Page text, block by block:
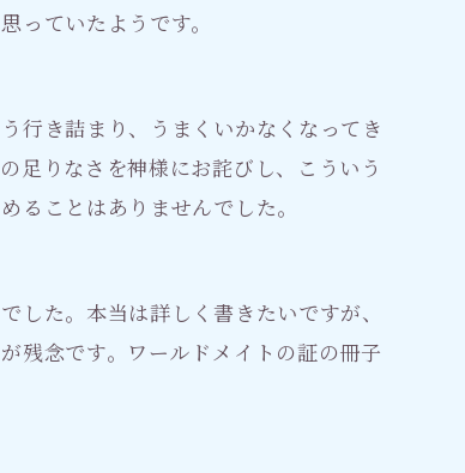
っていたようです。
行き詰まり、うまくいかなくなってき
足りなさを神様にお詫びし、こういう
ることはありませんでした。
した。本当は詳しく書きたいですが、
残念です。ワールドメイトの証の冊子